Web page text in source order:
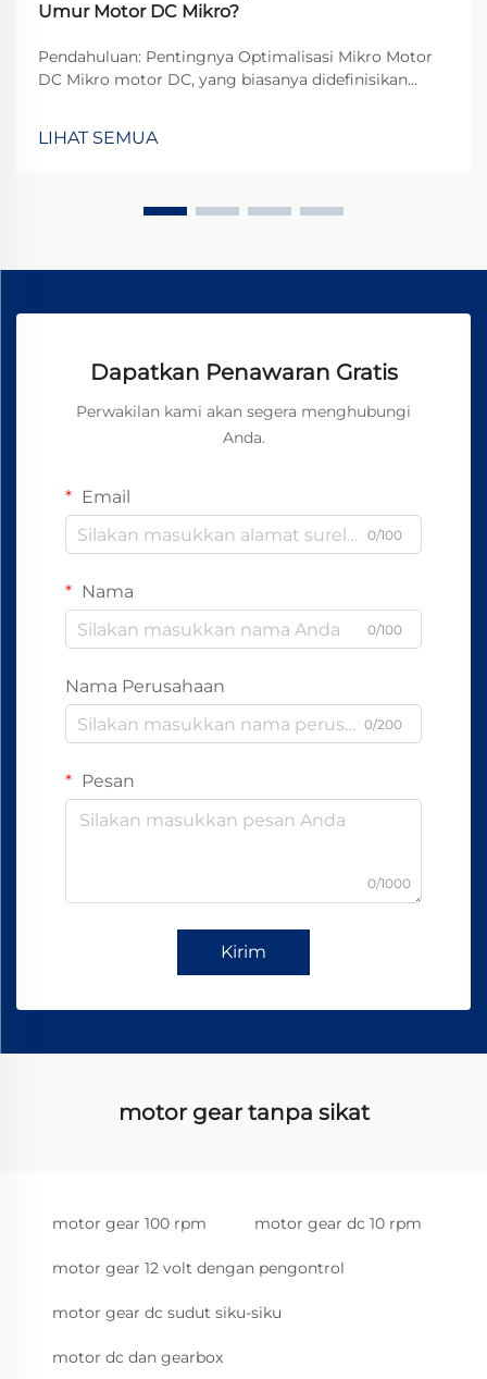
Umur Motor DC Mikro?
Pendahuluan: Pentingnya Optimalisasi Mikro Motor
DC Mikro motor DC, yang biasanya didefinisikan
aplikasi teknologi modern. Dari perangkat medis
LIHAT SEMUA
Dapatkan Penawaran Gratis
Perwakilan kami akan segera menghubungi
Anda.
Email
0/100
Nama
0/100
Nama Perusahaan
0/200
Pesan
0/1000
Kirim
motor gear tanpa sikat
motor gear 100 rpm motor gear dc 10 rpm
motor gear 12 volt dengan pengontrol
motor gear dc sudut siku-siku
motor dc dan gearbox